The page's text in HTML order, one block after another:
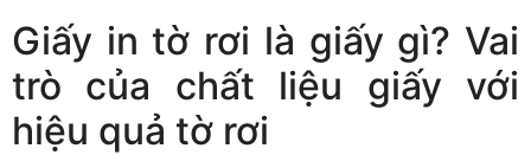
Giấy in tờ rơi là giấy gì? Vai
trò của chất liệu giấy với
hiệu quả tờ rơi